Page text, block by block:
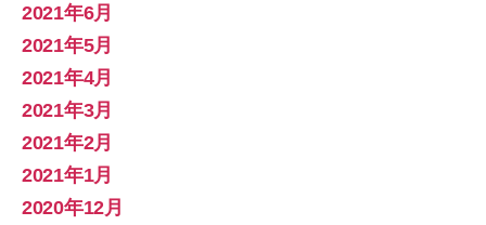
2021年6月
2021年5月
2021年4月
2021年3月
2021年2月
2021年1月
2020年12月